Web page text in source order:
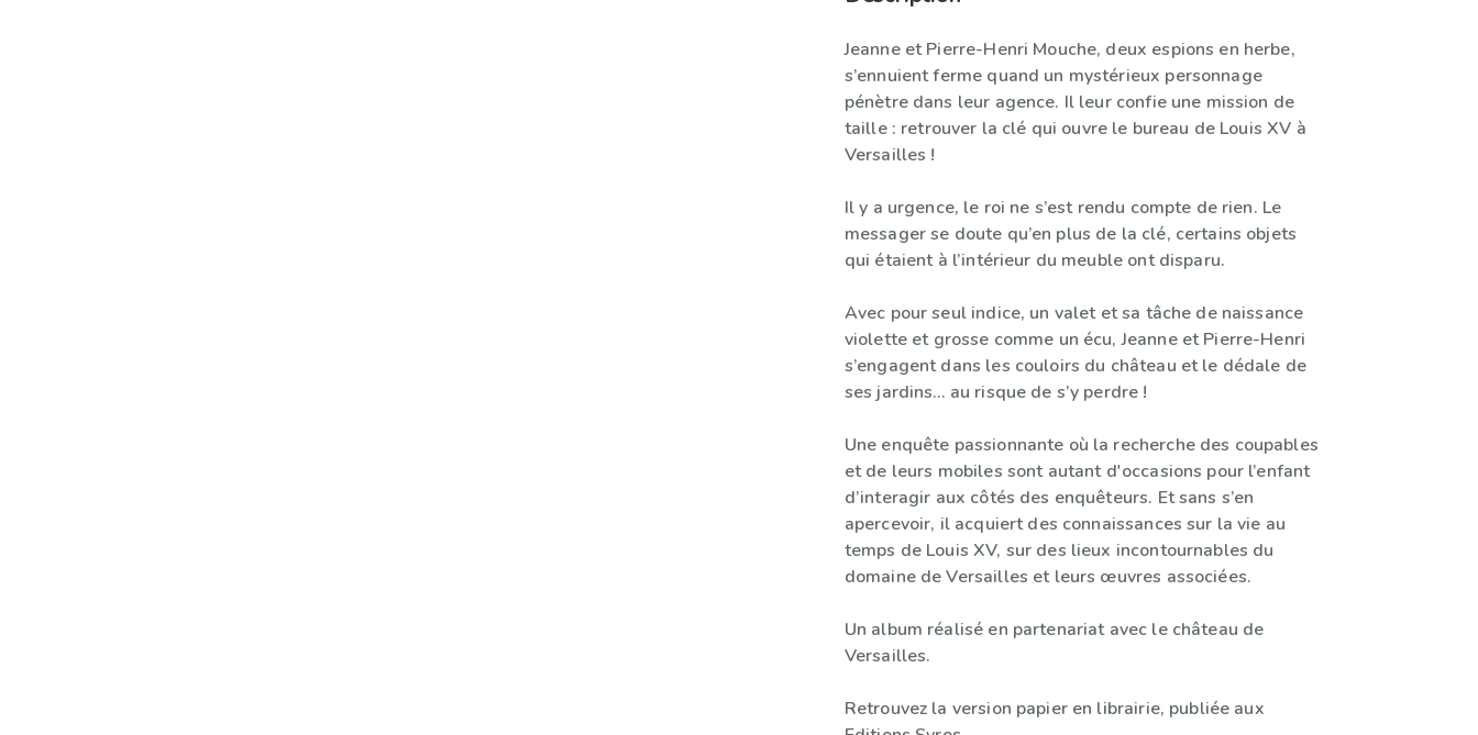
Jeanne et Pierre-Henri Mouche, deux espions en herbe,
s’ennuient ferme quand un mystérieux personnage
pénètre dans leur agence. Il leur confie une mission de
taille : retrouver la clé qui ouvre le bureau de Louis XV à
Versailles !
Il y a urgence, le roi ne s’est rendu compte de rien. Le
messager se doute qu’en plus de la clé, certains objets
qui étaient à l’intérieur du meuble ont disparu.
Avec pour seul indice, un valet et sa tâche de naissance
violette et grosse comme un écu, Jeanne et Pierre-Henri
s’engagent dans les couloirs du château et le dédale de
ses jardins… au risque de s’y perdre !
Une enquête passionnante où la recherche des coupables
et de leurs mobiles sont autant d'occasions pour l’enfant
d’interagir aux côtés des enquêteurs. Et sans s’en
apercevoir, il acquiert des connaissances sur la vie au
temps de Louis XV, sur des lieux incontournables du
domaine de Versailles et leurs œuvres associées.
Un album réalisé en partenariat avec le château de
Versailles.
Retrouvez la version papier en librairie, publiée aux